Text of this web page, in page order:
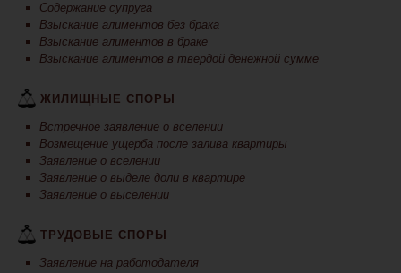
Содержание супруга
Взыскание алиментов без брака
Взыскание алиментов в браке
Взыскание алиментов в твердой денежной сумме
ЖИЛИЩНЫЕ СПОРЫ
Встречное заявление о вселении
Возмещение ущерба после залива квартиры
Заявление о вселении
Заявление о выделе доли в квартире
Заявление о выселении
ТРУДОВЫЕ СПОРЫ
Заявление на работодателя